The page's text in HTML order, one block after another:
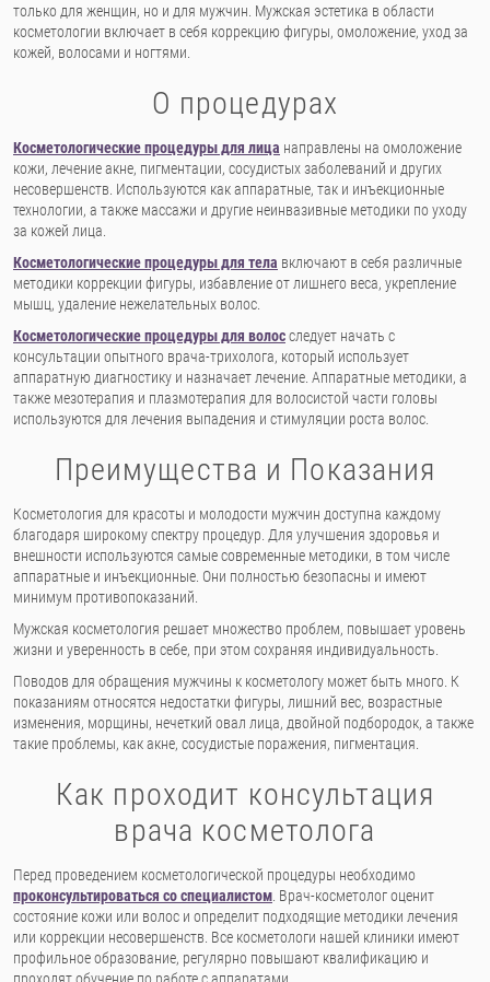
только для женщин, но и для мужчин. Мужская эстетика в области
косметологии включает в себя коррекцию фигуры, омоложение, уход за
кожей, волосами и ногтями.
О процедурах
Косметологические процедуры для лица направлены на омоложение
кожи, лечение акне, пигментации, сосудистых заболеваний и других
несовершенств. Используются как аппаратные, так и инъекционные
технологии, а также массажи и другие неинвазивные методики по уходу
за кожей лица.
Косметологические процедуры для тела включают в себя различные
методики коррекции фигуры, избавление от лишнего веса, укрепление
мышц, удаление нежелательных волос.
Косметологические процедуры для волосследует начать с
консультации опытного врача-трихолога, который использует
аппаратную диагностику и назначает лечение. Аппаратные методики, а
также мезотерапия и плазмотерапия для волосистой части головы
используются для лечения выпадения и стимуляции роста волос.
Преимущества и Показания
Косметология для красоты и молодости мужчин доступна каждому
благодаря широкому спектру процедур. Для улучшения здоровья и
внешности используются самые современные методики, в том числе
аппаратные и инъекционные. Они полностью безопасны и имеют
минимум противопоказаний.
Мужская косметология решает множество проблем, повышает уровень
жизни и уверенность в себе, при этом сохраняя индивидуальность.
Поводов для обращения мужчины к косметологу может быть много. К
показаниям относятся недостатки фигуры, лишний вес, возрастные
изменения, морщины, нечеткий овал лица, двойной подбородок, а также
такие проблемы, как акне, сосудистые поражения, пигментация.
Как проходит консультация
врача косметолога
Перед проведением косметологической процедуры необходимо
проконсультироваться со специалистом . Врач-косметолог оценит
состояние кожи или волос и определит подходящие методики лечения
или коррекции несовершенств. Все косметологи нашей клиники имеют
профильное образование, регулярно повышают квалификацию и
проходят обучение по работе с аппаратами